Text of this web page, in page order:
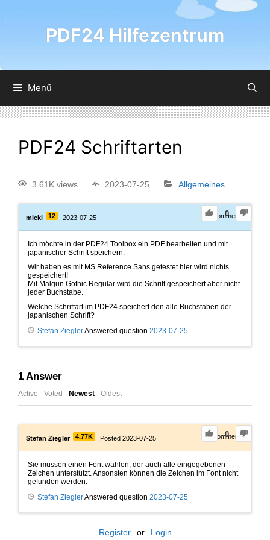
PDF24 Hilfezentrum
Menü
PDF24 Schriftarten
3.61K views 2023-07-25 Allgemeines
0
micki 12 2023-07-25 0Comments
Ich möchte in der PDF24 Toolbox ein PDF bearbeiten und mit
japanischer Schrift speichern.
Wir haben es mit MS Reference Sans getestet hier wird nichts
gespeichert!
Mit Malgun Gothic Regular wird die Schrift gespeichert aber nicht
jeder Buchstabe.
Welche Schriftart im PDF24 speichert den alle Buchstaben der
japanischen Schrift?
Stefan ZieglerAnswered question 2023-07-25
1 Answer
Active Voted Newest Oldest
0
Stefan Ziegler 4.77K Posted 2023-07-25 0Comments
Sie müssen einen Font wählen, der auch alle eingegebenen
Zeichen unterstützt. Ansonsten können die Zeichen im Font nicht
gefunden werden.
Stefan ZieglerAnswered question 2023-07-25
Register or Login